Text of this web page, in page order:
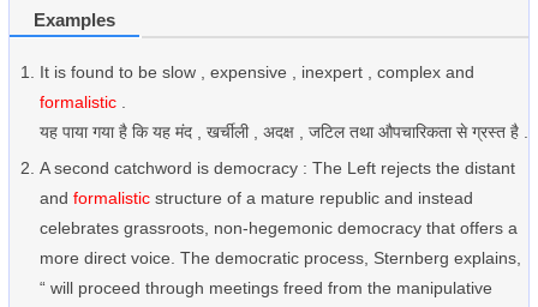
Examples
It is found to be slow , expensive , inexpert , complex and
formalistic
यह पाया गया है कि यह मंद , खर्चीली , अदक्ष , जटिल तथा औपचारिकता से ग्रस्त है .
A second catchword is democracy : The Left rejects the distant
and formalistic structure of a mature republic and instead
celebrates grassroots, non-hegemonic democracy that offers a
more direct voice. The democratic process, Sternberg explains,
“ will proceed through meetings freed from the manipulative